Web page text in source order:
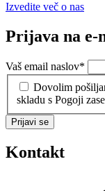
Izvedite več o nas
Prijava na e-
Vaš email naslov*
Dovolim
skladu s Pogoji
Prijavi se
Kontakt